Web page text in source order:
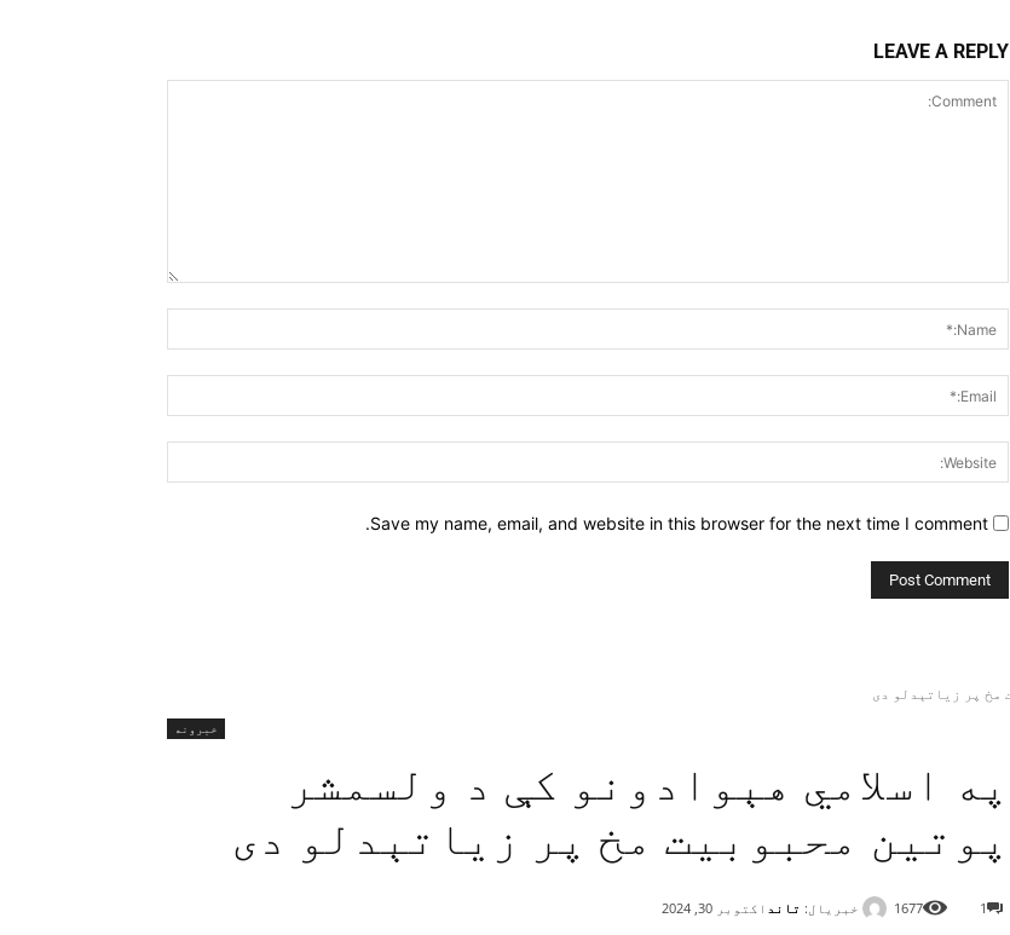
LEAVE A REPLY
Save my name, email, and website in this browser for the next time I comment.